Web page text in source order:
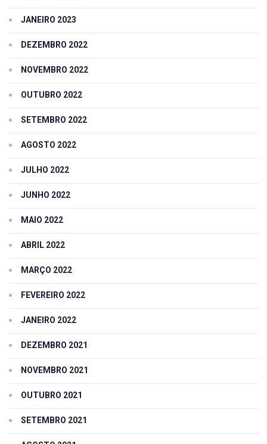
JANEIRO 2023
DEZEMBRO 2022
NOVEMBRO 2022
OUTUBRO 2022
SETEMBRO 2022
AGOSTO 2022
JULHO 2022
JUNHO 2022
MAIO 2022
ABRIL 2022
MARÇO 2022
FEVEREIRO 2022
JANEIRO 2022
DEZEMBRO 2021
NOVEMBRO 2021
OUTUBRO 2021
SETEMBRO 2021